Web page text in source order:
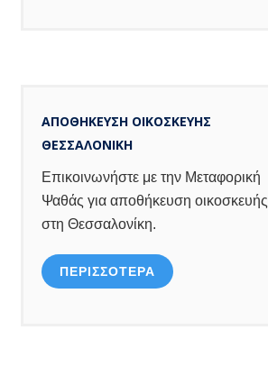
ΑΠΟΘΗΚΕΥΣΗ ΟΙΚΟΣΚΕΥΗΣ
ΘΕΣΣΑΛΟΝΙΚΗ
Επικοινωνήστε με την Μεταφορική
Ψαθάς για αποθήκευση οικοσκευής
στη Θεσσαλονίκη.
ΠΕΡΙΣΣΟΤΕΡΑ